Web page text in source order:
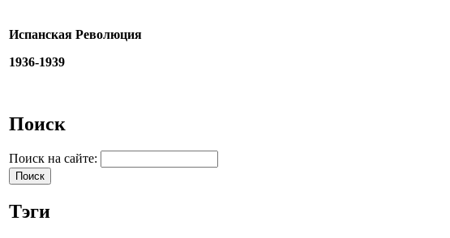
Испанская Революция
1936-1939
Поиск
Поиск на сайте:
Тэги